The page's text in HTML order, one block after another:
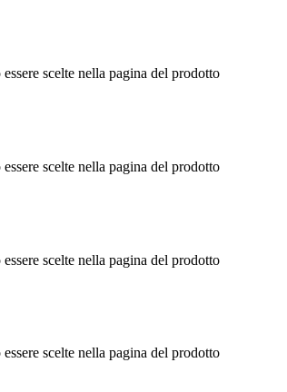
scelte nella pagina del prodotto
scelte nella pagina del prodotto
scelte nella pagina del prodotto
scelte nella pagina del prodotto